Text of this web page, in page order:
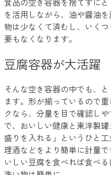
を活用しながら、油や醤油
物は少なくて済むし、いく
要もなくなります。
豆腐容器が大活躍
そんな空き容器の中でも、
ます。形が揃っているので
クなら、分量を目で確認し
で、おいしい健康と東洋製
盛りを入れる」というひと
理酒などをより簡単に計量
いしい豆腐を食べれば食べ